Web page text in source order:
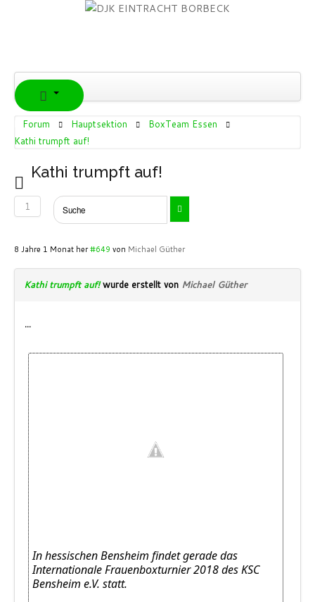
Forum Hauptsektion
BoxTeam Essen
Kathi trumpft auf!
Kathi trumpft auf!
1
8 Jahre 1 Monat her#649 von Michael Güther
Kathi trumpft auf!wurde erstellt von Michael Güther
...
In hessischen Bensheim findet gerade das
Internationale Frauenboxturnier 2018 des KSC
Bensheim e.V. statt.